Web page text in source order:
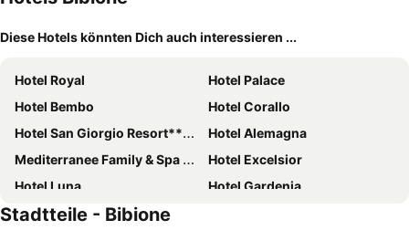
Diese Hotels könnten Dich auch interessieren ...
Hotel Royal
Hotel Palace
Hotel Bembo
Hotel Corallo
Hotel San Giorgio Resort****s
Hotel Alemagna
Mediterranee Family & Spa Hotel
Hotel Excelsior
Hotel Luna
Hotel Gardenia
Hotel Meridianus
Stadtteile - Bibione